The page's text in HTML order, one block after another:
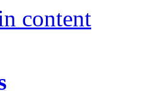
content